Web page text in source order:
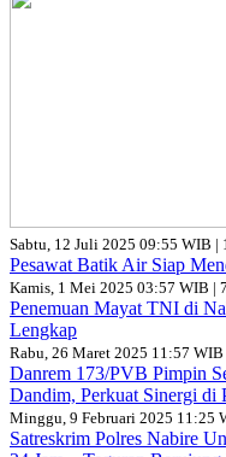
Sabtu, 12 Juli 2025 09:55 WIB
Pesawat Batik Air Siap
Kamis, 1 Mei 2025 03:57 WIB |
Penemuan Mayat TNI di
Lengkap
Rabu, 26 Maret 2025 11:57
Danrem 173/PVB Pimpin
Dandim, Perkuat Sinergi di
Minggu, 9 Februari 2025 11:25
Satreskrim Polres Nabire